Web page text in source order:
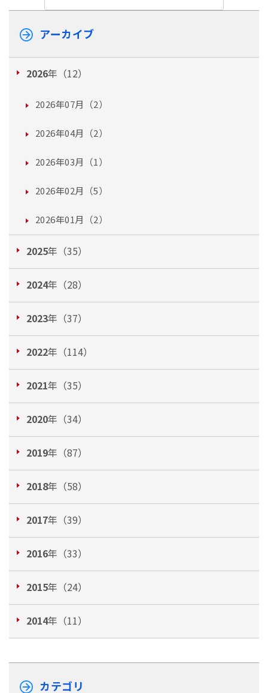
アーカイブ
2026年（12）
2026年07月（2）
2026年04月（2）
2026年03月（1）
2026年02月（5）
2026年01月（2）
2025年（35）
2024年（28）
2023年（37）
2022年（114）
2021年（35）
2020年（34）
2019年（87）
2018年（58）
2017年（39）
2016年（33）
2015年（24）
2014年（11）
カテゴリ